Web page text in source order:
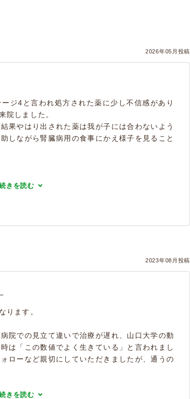
2026年05月投稿
ジ4と言われ処方された薬に少し不信感があり
院しました。
果やはり出された薬は我が子には合わないよう
しながら腎臓病用の食事にかえ様子を見ること
きを読む
2023年08月投稿
ります。
院での見立て違いで治療が遅れ、山口大学の動
は「この数値でよく生きている」と言われまし
ローなど親切にしていただきましたが、通うの
きを読む